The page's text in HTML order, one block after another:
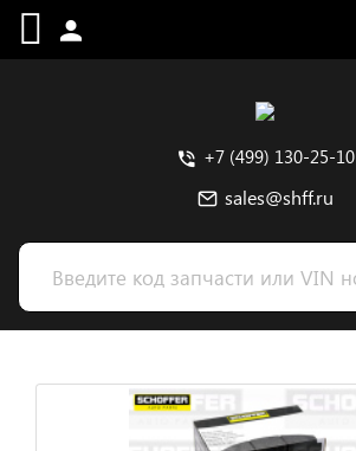
+7 (499) 130-25-10
sales@shff.ru